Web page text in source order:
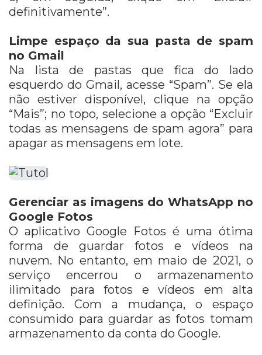
definitivamente”.
Limpe espaço da sua pasta de spam
no Gmail
Na lista de pastas que fica do lado
esquerdo do Gmail, acesse “Spam”. Se ela
não estiver disponível, clique na opção
“Mais”; no topo, selecione a opção “Excluir
todas as mensagens de spam agora” para
apagar as mensagens em lote.
Gerenciar as imagens do WhatsApp no
Google Fotos
O aplicativo Google Fotos é uma ótima
forma de guardar fotos e vídeos na
nuvem. No entanto, em maio de 2021, o
serviço encerrou o armazenamento
ilimitado para fotos e vídeos em alta
definição. Com a mudança, o espaço
consumido para guardar as fotos tomam
armazenamento da conta do Google.